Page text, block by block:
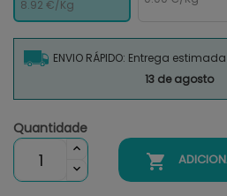
8.92 €/Kg
ENVIO RÁPIDO: Entrega
13 de agosto
Quantidade
